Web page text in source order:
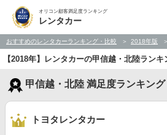
オリコン顧客満足度ランキング
レンタカー
おすすめのレンタカーランキング・比較 2018年版
【2018年】レンタカーの甲信越・北陸ラン
甲信越・北陸 満足度ランキング
トヨタレンタカー